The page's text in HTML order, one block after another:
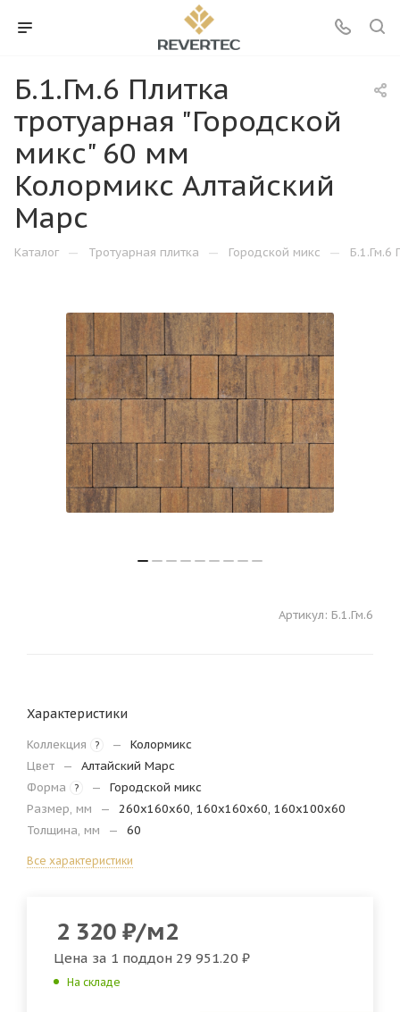
Б.1.Гм.6 Плитка
тротуарная "Городской
микс" 60 мм
Колормикс Алтайский
Марс
Каталог — Тротуарная плитка — Городской микс — Б.1.Гм.6
Артикул: Б.1.Гм.6
Характеристики
Коллекция ? —
Колормикс
Цвет
—
Алтайский Марс
Форма
? —
Городской микс
Размер, мм
—
260х160х60, 160х160х60, 160х100х60
Толщина, мм
— 60
Все характеристики
2 320 ₽/м2
Цена за 1 поддон 29 951.20 ₽
На складе